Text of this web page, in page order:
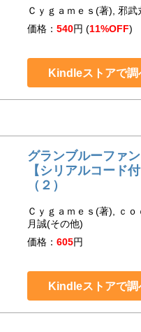
Ｃｙｇａｍｅｓ(著), 邪武
価格： 540円 (11%OFF)
Kindleストアで調
グランブルーファ
【シリアルコード付
（２）
Ｃｙｇａｍｅｓ(著), ｃ
月誠(その他)
価格： 605円
Kindleストアで調